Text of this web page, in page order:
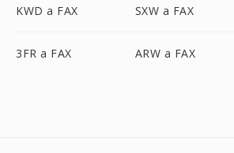
KWD a FAX SXW a FAX
3FR a FAX ARW a FAX